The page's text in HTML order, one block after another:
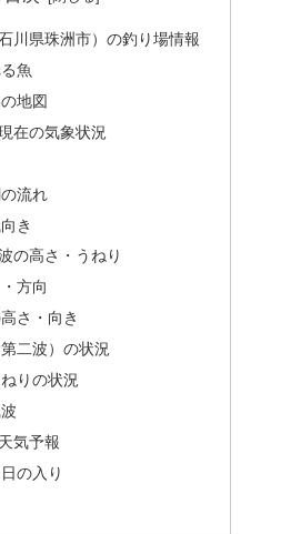
川県珠洲市）の釣り場情報
魚
地図
在の気象状況
流れ
き
の高さ・うねり
方向
さ・向き
二波）の状況
りの状況
気予報
の入り